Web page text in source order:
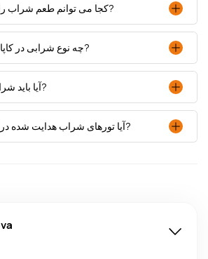
کجا می توانم طعم شراب را در کاپادوکیا بخورم؟?
چه نوع شرابی در کاپادوکیا تولید می شود؟?
آیا باید شراب را از قبل بخوانم؟?
آیا تورهای شراب هدایت شده در کاپادوکیا وجود دارد؟?